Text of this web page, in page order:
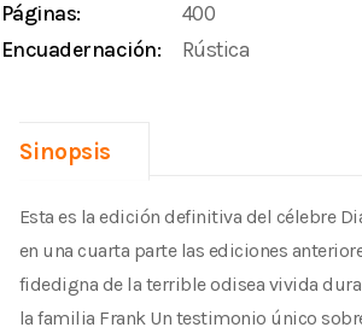
Páginas:
400
Encuadernación:
Rústica
Sinopsis
Esta es la edición definitiva del célebre
en una cuarta parte las ediciones
fidedigna de la terrible odisea vivida
la familia Frank Un testimonio único